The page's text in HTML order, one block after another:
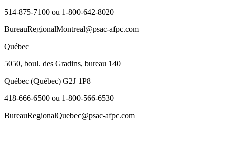
514-875-7100 ou 1-800-642-8020
BureauRegionalMontreal@psac-afpc.com
Québec
5050, boul. des Gradins, bureau 140
Québec (Québec) G2J 1P8
418-666-6500 ou 1-800-566-6530
BureauRegionalQuebec@psac-afpc.com